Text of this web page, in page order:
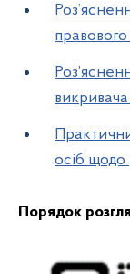
осіб щодо
Порядок